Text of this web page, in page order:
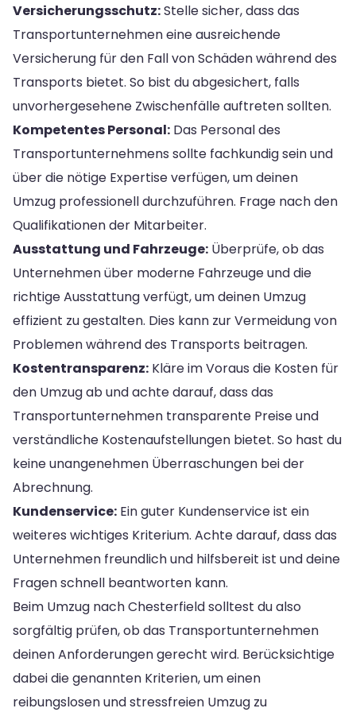
Versicherungsschutz:Stelle sicher, dass das
Transportunternehmen eine ausreichende
Versicherung für den Fall von Schäden während des
Transports bietet. So bist du abgesichert, falls
unvorhergesehene Zwischenfälle auftreten sollten.
Kompetentes Personal: Das Personal des
Transportunternehmens sollte fachkundig sein und
über die nötige Expertise verfügen, um deinen
Umzug professionell durchzuführen. Frage nach den
Qualifikationen der Mitarbeiter.
Ausstattung und Fahrzeuge: Überprüfe, ob das
Unternehmen über moderne Fahrzeuge und die
richtige Ausstattung verfügt, um deinen Umzug
effizient zu gestalten. Dies kann zur Vermeidung von
Problemen während des Transports beitragen.
Kostentransparenz: Kläre im Voraus die Kosten für
den Umzug ab und achte darauf, dass das
Transportunternehmen transparente Preise und
verständliche Kostenaufstellungen bietet. So hast du
keine unangenehmen Überraschungen bei der
Abrechnung.
Kundenservice: Ein guter Kundenservice ist ein
weiteres wichtiges Kriterium. Achte darauf, dass das
Unternehmen freundlich und hilfsbereit ist und deine
Fragen schnell beantworten kann.
Beim Umzug nach Chesterfield solltest du also
sorgfältig prüfen, ob das Transportunternehmen
deinen Anforderungen gerecht wird. Berücksichtige
dabei die genannten Kriterien, um einen
reibungslosen und stressfreien Umzug zu